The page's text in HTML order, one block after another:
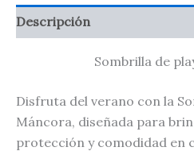
Descripción
Sombrilla de
Disfruta del verano con la
Máncora, diseñada para
protección y comodidad en